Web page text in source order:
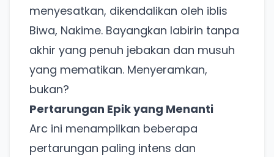
menyesatkan, dikendalikan oleh iblis
Biwa, Nakime. Bayangkan labirin tanpa
akhir yang penuh jebakan dan musuh
yang mematikan. Menyeramkan,
bukan?
Pertarungan Epik yang Menanti
Arc ini menampilkan beberapa
pertarungan paling intens dan